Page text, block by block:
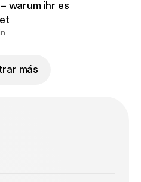
warum ihr es
más